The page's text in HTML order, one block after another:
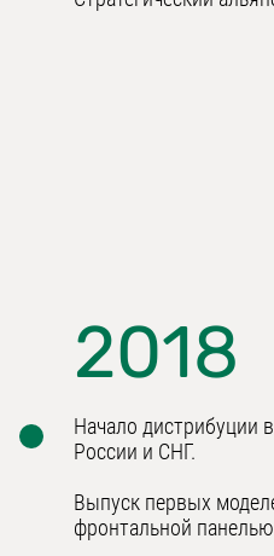
2018
Начало дистрибуции
России и СНГ.
Выпуск первых
фронтальной